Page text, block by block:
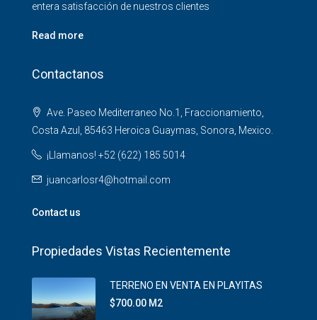
entera satisfacción de nuestros clientes
Read more
Contactanos
Ave. Paseo Mediterraneo No.1, Fraccionamiento,
Costa Azul, 85463 Heroica Guaymas, Sonora, Mexico.
¡Llamanos! +52 (622) 185 5014
juancarlosr4@hotmail.com
Contact us
Propiedades Vistas Recientemente
TERRENO EN VENTA EN PLAYITAS
$700.00 M2